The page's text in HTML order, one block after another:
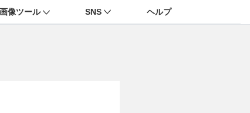
画像ツール SNS ヘルプ